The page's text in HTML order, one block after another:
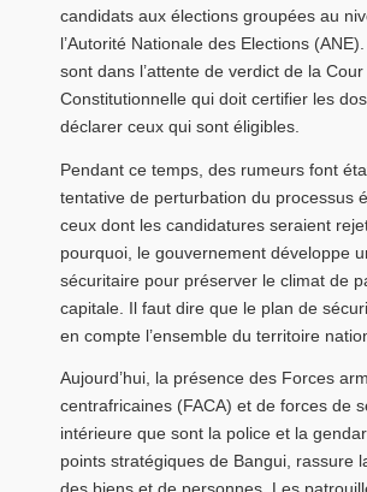
candidats aux élections groupées au
l’Autorité Nationale des Elections
sont dans l’attente de verdict de la Cour
Constitutionnelle qui doit certifier les
déclarer ceux qui sont éligibles.
Pendant ce temps, des rumeurs font
tentative de perturbation du processus
ceux dont les candidatures seraient
pourquoi, le gouvernement développe
sécuritaire pour préserver le climat de
capitale. Il faut dire que le plan de
en compte l’ensemble du territoire
Aujourd’hui, la présence des Forces
centrafricaines (FACA) et de forces de
intérieure que sont la police et la
points stratégiques de Bangui, rassure